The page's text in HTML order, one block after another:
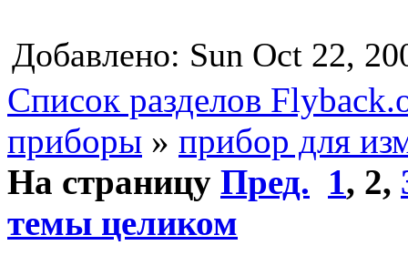
Добавлено: Sun Oct 22,
Список разделов
приборы » прибор для
На страницу Пред. 1, 2,
темы целиком